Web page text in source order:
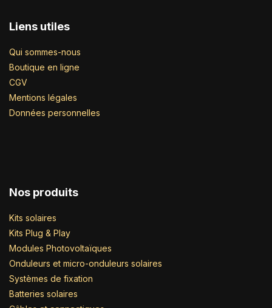
Liens utiles
Qui sommes-nous
Boutique en ligne
CGV
Mentions légales
Données personnelles
Nos produits
Kits solaires
Kits Plug & Play
Modules Photovoltaïques
Onduleurs et micro-onduleurs solaires
Systèmes de fixation
Batteries solaires